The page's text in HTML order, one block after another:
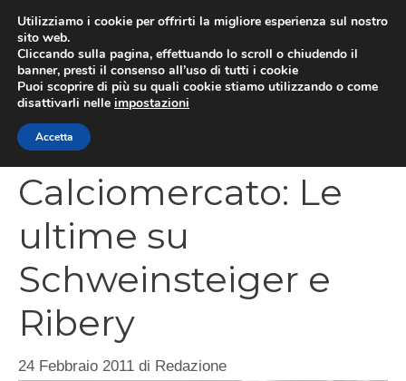
contenuto
Calciomercato: Le
ultime su
Schweinsteiger e
Ribery
24 Febbraio 2011 di Redazione
Utilizziamo i cookie per offrirti la migliore esperienza sul nostro
sito web.
Cliccando sulla pagina, effettuando lo scroll o chiudendo il
banner, presti il consenso all’uso di tutti i cookie
Puoi scoprire di più su quali cookie stiamo utilizzando o come
disattivarli nelle impostazioni
Accetta